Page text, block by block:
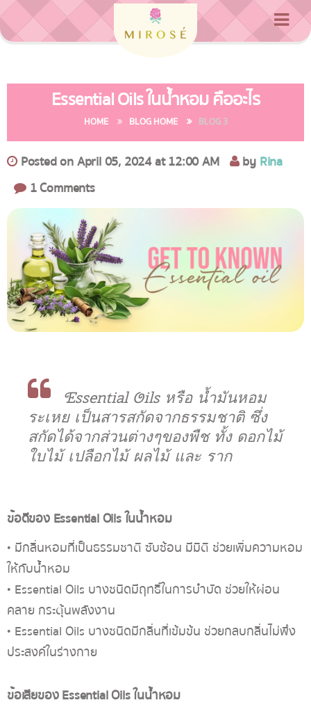
Essential Oils ในน้ำหอม คืออะไร
HOME BLOG HOME BLOG 3
Posted on April 05, 2024 at 12:00 AM by Rina
1 Comments
Essential Oilsหรือ น้ำมันหอม
ระเหย เป็นสารสกัดจากธรรมชาติ ซึ่ง
สกัดได้จากส่วนต่างๆของพืช ทั้ง ดอกไม้
ใบไม้ เปลือกไม้ ผลไม้ และ ราก
ข้อดีของ Essential Oils ในน้ำหอม
• มีกลิ่นหอมที่เป็นธรรมชาติ ซับซ้อน มีมิติ ช่วยเพิ่มความหอม
ให้กับน้ำหอม
• Essential Oils บางชนิดมีฤทธิ์ในการบำบัด ช่วยให้ผ่อน
คลาย กระตุ้นพลังงาน
• Essential Oils บางชนิดมีกลิ่นที่เข้มข้น ช่วยกลบกลิ่นไม่พึง
ประสงค์ในร่างกาย
ข้อเสียของ Essential Oils ในน้ำหอม